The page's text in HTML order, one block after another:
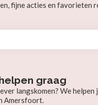
graag
langskomen? We helpen
Amersfoort.
fijne acties en favorieten